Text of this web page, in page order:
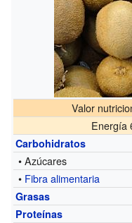
Valor
Energía
Carbohidratos
• Azúcares
• Fibra alimentaria
Grasas
Proteínas